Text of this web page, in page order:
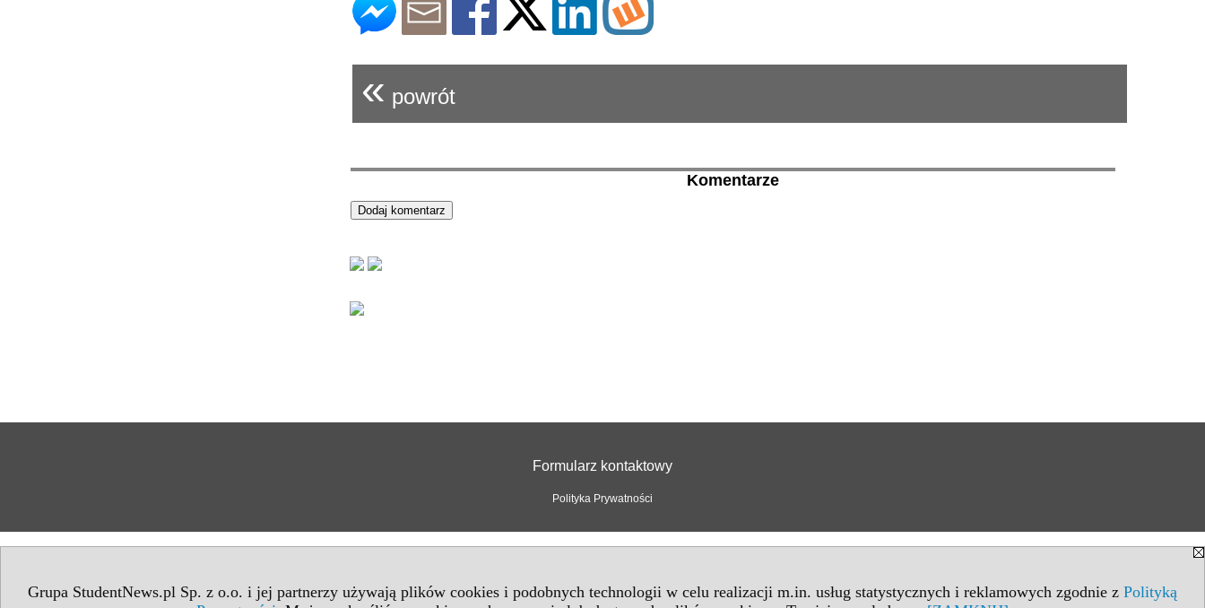
Grupa StudentNews.pl Sp. z o.o. i jej partnerzy używają plików cookies i podobnych technologii w celu realizacji m.in. usług statystycznych i reklamowych zgodnie z Polityką
« powrót
Komentarze
Formularz kontaktowy
Polityka Prywatności